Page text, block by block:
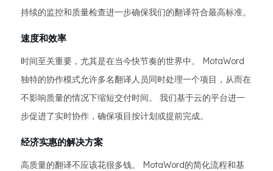
持续的监控和质量检查进一步确保我们的翻译符合最高标准。
速度和效率
时间至关重要，尤其是在当今快节奏的世界中。 MotaWord
独特的协作模式允许多名翻译人员同时处理一个项目，从而在
不影响质量的情况下缩短交付时间。 我们基于云的平台进一
步促进了实时协作，确保项目按计划或提前完成。
经济实惠的解决方案
高质量的翻译不应该花很多钱。 MotaWord的简化流程和基